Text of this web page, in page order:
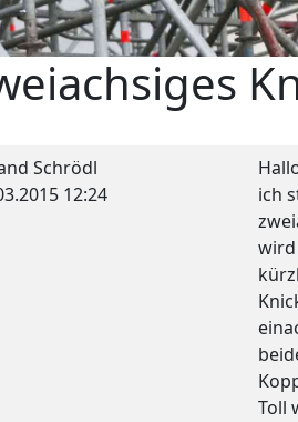
Schrödl
12:24
ich
wird
Toll